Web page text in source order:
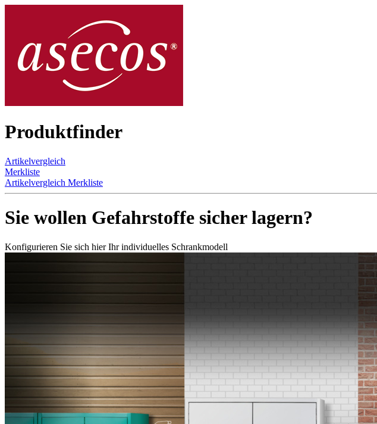
Produktfinder
Artikelvergleich
Merkliste
Artikelvergleich Merkliste
Sie wollen Gefahrstoffe sicher lagern?
Konfigurieren Sie sich hier Ihr individuelles Schrankmodell